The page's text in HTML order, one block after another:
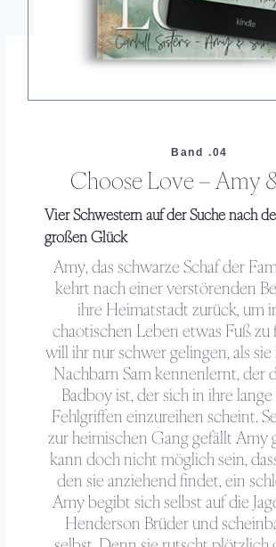
Band .04
Choose Love – Amy
Vier Schwestern auf der Suche nach
großen Glück
Amy, das schwarze Schaf der
kehrt nach einer verstörenden
ihre Heimatstadt zurück, um
chaotischen Leben etwas Fuß zu
will ihr nur schwer gelingen, als
Nachbarn Sam kennenlernt, der
Badboy ist, der sich in ihre
Fehlgriffen einzureihen scheint.
zur heimischen Gang gefällt Amy
kann doch nicht möglich sein,
den sie anziehend findet, ein
Amy begibt sich selbst auf die
Henderson Brüder und